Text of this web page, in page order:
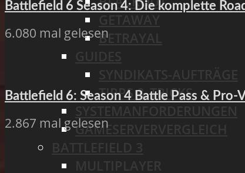
BETRAYAL
TIPPS & TRICKS
GAMESERVERVERGLEICH
Battlefield 6 Season 4: Die komplette
6.080 mal gelesen
Battlefield 6: Season 4 Battle Pass &
2.867 mal gelesen